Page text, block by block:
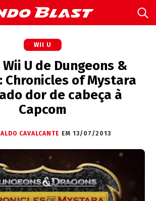
WII U
U de Dungeons &
Chronicles of Mystara
dor de cabeça à
Capcom
CAVALCANTE EM 13/07/2013